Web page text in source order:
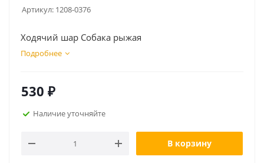
Артикул: 1208-0376
Ходячий шар Собака рыжая
Подробнее
530 ₽
Наличие уточняйте
В корзину